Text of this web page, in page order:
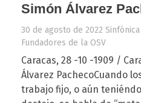
Simón Álvarez
30 de agosto de 2022
Fundadores de la OSV
Caracas, 28 -10 -1909 /
Álvarez PachecoCuando
trabajo fijo, o aún